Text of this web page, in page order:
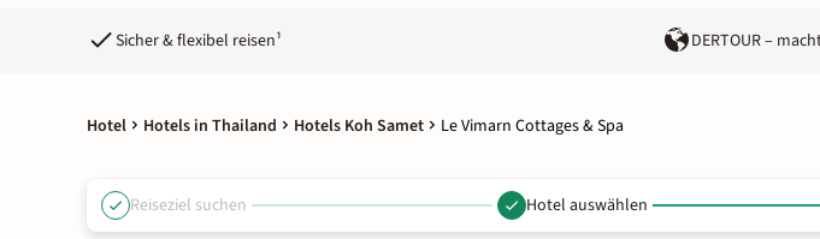
Sicher & flexibel reisen¹ DERTOUR –
Hotel Hotels in Thailand Hotels Koh Samet Le Vimarn Cottages & Spa
Reiseziel suchen Hotel auswählen